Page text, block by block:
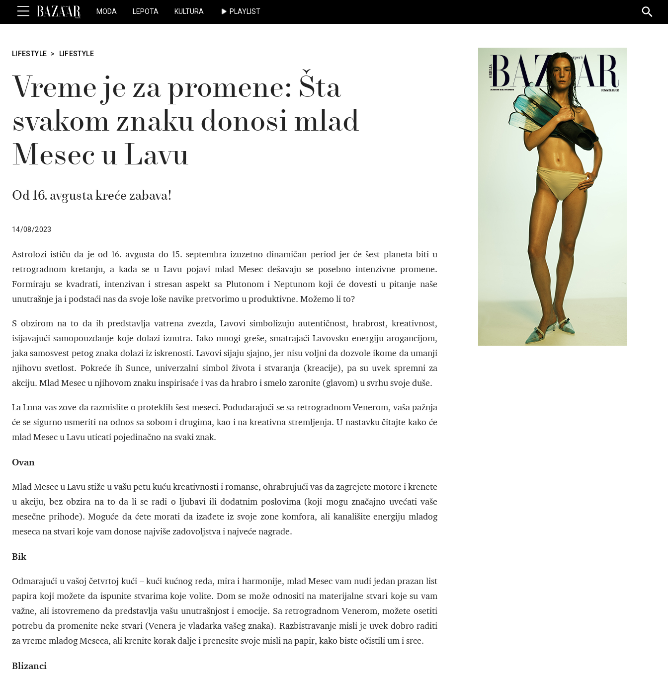
MODA LEPOTA KULTURA PLAYLIST
for:
LIFESTYLE > LIFESTYLE
Vreme je za promene: Šta
svakom znaku donosi mlad
Mesec u Lavu
Od 16. avgusta kreće zabava!
14/08/2023
Astrolozi ističu da je od 16. avgusta do 15. septembra izuzetno dinamičan period jer će šest planeta biti u
retrogradnom kretanju, a kada se u Lavu pojavi mlad Mesec dešavaju se posebno intenzivne promene.
Formiraju se kvadrati, intenzivan i stresan aspekt sa Plutonom i Neptunom koji će dovesti u pitanje naše
unutrašnje ja i podstaći nas da svoje loše navike pretvorimo u produktivne. Možemo li to?
S obzirom na to da ih predstavlja vatrena zvezda, Lavovi simbolizuju autentičnost, hrabrost, kreativnost,
isijavajući samopouzdanje koje dolazi iznutra. Iako mnogi greše, smatrajaći Lavovsku energiju arogancijom,
jaka samosvest petog znaka dolazi iz iskrenosti. Lavovi sijaju sjajno, jer nisu voljni da dozvole ikome da umanji
njihovu svetlost. Pokreće ih Sunce, univerzalni simbol života i stvaranja (kreacije), pa su uvek spremni za
akciju. Mlad Mesec u njihovom znaku inspirisaće i vas da hrabro i smelo zaronite (glavom) u svrhu svoje duše.
La Luna vas zove da razmislite o proteklih šest meseci. Podudarajući se sa retrogradnom Venerom, vaša pažnja
će se sigurno usmeriti na odnos sa sobom i drugima, kao i na kreativna stremljenja. U nastavku čitajte kako će
mlad Mesec u Lavu uticati pojedinačno na svaki znak.
Ovan
Mlad Mesec u Lavu stiže u vašu petu kuću kreativnosti i romanse, ohrabrujući vas da zagrejete motore i krenete
u akciju, bez obzira na to da li se radi o ljubavi ili dodatnim poslovima (koji mogu značajno uvećati vaše
mesečne prihode). Moguće da ćete morati da izađete iz svoje zone komfora, ali kanališite energiju mladog
meseca na stvari koje vam donose najviše zadovoljstva i najveće nagrade.
Bik
Odmarajući u vašoj četvrtoj kući – kući kućnog reda, mira i harmonije, mlad Mesec vam nudi jedan prazan list
papira koji možete da ispunite stvarima koje volite. Dom se može odnositi na materijalne stvari koje su vam
važne, ali istovremeno da predstavlja vašu unutrašnjost i emocije. Sa retrogradnom Venerom, možete osetiti
potrebu da promenite neke stvari (Venera je vladarka vašeg znaka). Razbistravanje misli je uvek dobro raditi
za vreme mladog Meseca, ali krenite korak dalje i prenesite svoje misli na papir, kako biste očistili um i srce.
Blizanci